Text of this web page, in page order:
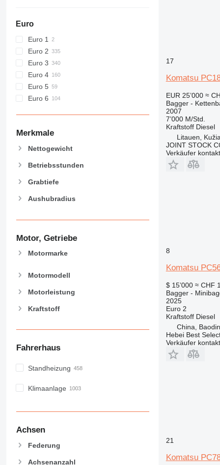
M-series
MH
NR
PC
PC700
PC750
PC800
PC850
PC2000
Euro
Euro 1
Euro 2
Euro 3
Euro 4
Euro 5
Euro 6
Merkmale
Nettogewicht
Betriebsstunden
Grabtiefe
Aushubradius
Motor, Getriebe
Motormarke
Motormodell
Motorleistung
Kraftstoff
Fahrerhaus
Standheizung
Klimaanlage
Achsen
Federung
Achsenanzahl
17
Komatsu
EUR 25’000 ≈
Bagger -
2007
7’000 M/Std.
Kraftstoff Diesel
Litauen,
JOINT STOCK
Verkäufer
8
Komatsu
$ 15’000 ≈ CHF
Bagger -
2025
Euro 2
Kraftstoff Diesel
China,
Hebei Best
Verkäufer
21
Komatsu